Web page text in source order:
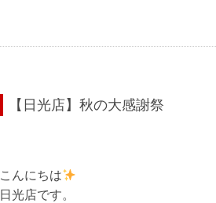
【日光店】秋の大感謝祭
こんにちは
日光店です。